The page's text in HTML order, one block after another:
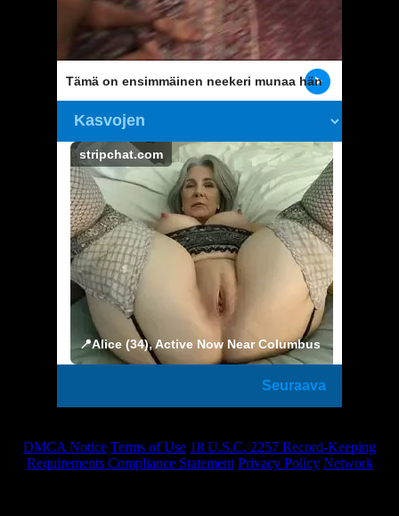
Tämä on ensimmäinen neekeri munaa hän
halua sanoa ja hänen vittuile
📍Alice (34), Active Now Near Columbus
stripchat.com
Seuraava
DMCA Notice Terms of Use 18 U.S.C. 2257 Record-Keeping
Requirements Compliance Statement Privacy Policy Network